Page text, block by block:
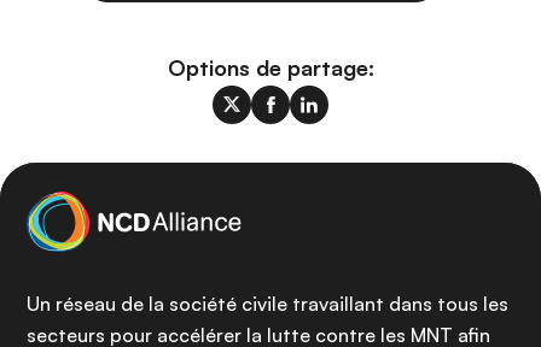
Options de partage:
Un réseau de la société civile travaillant dans tous les
secteurs pour accélérer la lutte contre les MNT afin